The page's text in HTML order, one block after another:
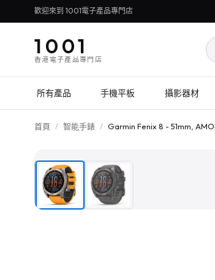
歡迎來到 1001電子產品專門店
1001
香港電子產品專門店
所有產品 手機平板 攝影器材
首頁 / 智能手錶 / Garmin Fenix 8 - 51mm,